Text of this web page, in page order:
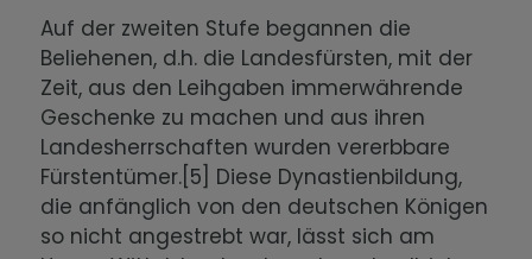
Auf der zweiten Stufe begannen die
Beliehenen, d.h. die Landesfürsten, mit der
Zeit, aus den Leihgaben immerwährende
Geschenke zu machen und aus ihren
Landesherrschaften wurden vererbbare
Fürstentümer.[5] Diese Dynastienbildung,
die anfänglich von den deutschen Königen
so nicht angestrebt war, lässt sich am